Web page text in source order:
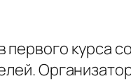
курса